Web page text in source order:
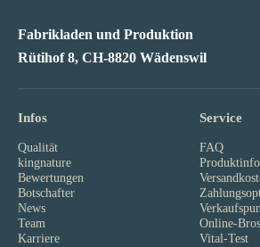
Fabrikladen und Produktion
Rütihof 8, CH-8820 Wädenswil
Infos
Qualität
kingnature
Bewertungen
Botschafter
News
Team
Karriere
Service
FAQ
Online-
Vital-Test